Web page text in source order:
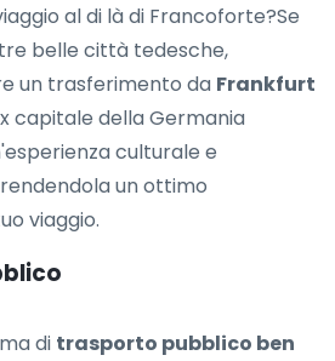
al di là di Francoforte?Se
belle città tedesche,
un trasferimento da Frankfurt
capitale della Germania
culturale e
un ottimo
viaggio.
di trasporto pubblico ben